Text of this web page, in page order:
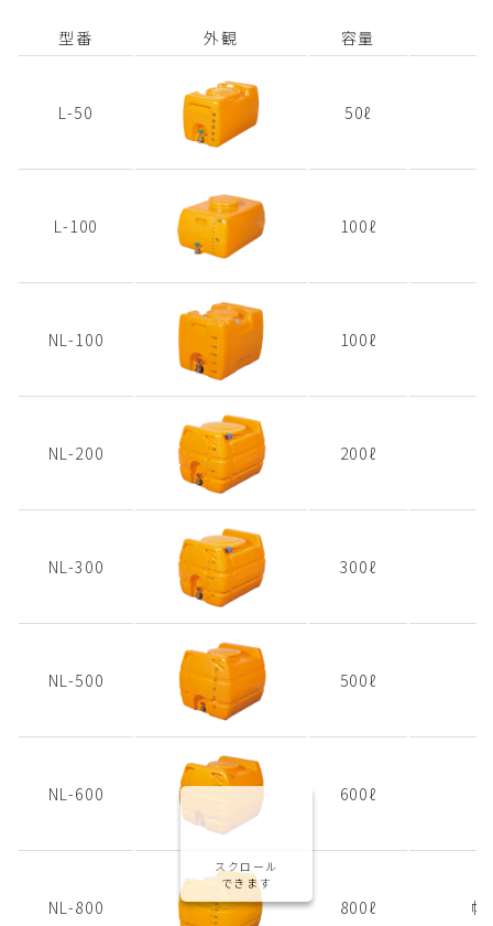
型番 外観 容量
L-50 50ℓ
L-100 100ℓ
NL-100 100ℓ
NL-200 200ℓ
NL-300 300ℓ
NL-500 500ℓ
NL-600 600ℓ
NL-800 800ℓ
スクロール
できます